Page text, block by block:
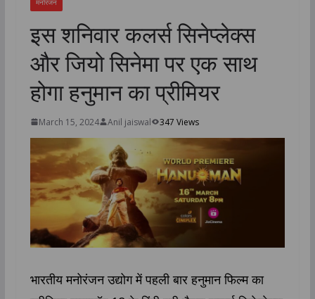
इस शनिवार कलर्स सिनेप्लेक्स
और जियो सिनेमा पर एक साथ
होगा हनुमान का प्रीमियर
March 15, 2024 Anil jaiswal 347 Views
भारतीय मनोरंजन उद्योग में पहली बार हनुमान फिल्म का